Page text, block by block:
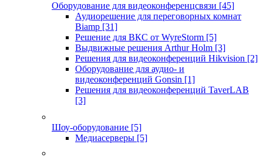
Оборудование для видеоконференцсвязи [45]
Аудиорешение для переговорных комнат
Biamp [31]
Решение для ВКС от WyreStorm [5]
Выдвижные решения Arthur Holm [3]
Решения для видеоконференций Hikvision [2]
Оборудование для аудио- и
видеоконференций Gonsin [1]
Решения для видеоконференций TaverLAB
[3]
Шоу-оборудование [5]
Медиасерверы [5]